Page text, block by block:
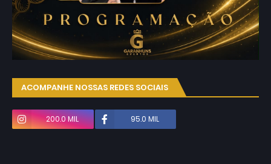
ACOMPANHE NOSSAS REDES SOCIAIS
200.0 MIL 95.0 MIL